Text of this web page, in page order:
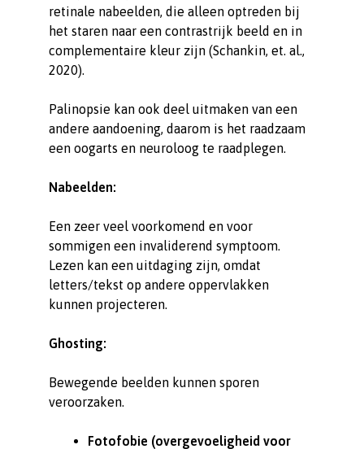
retinale nabeelden, die alleen optreden bij
het staren naar een contrastrijk beeld en in
complementaire kleur zijn (Schankin, et. al.,
2020).
Palinopsie kan ook deel uitmaken van een
andere aandoening, daarom is het raadzaam
een oogarts en neuroloog te raadplegen.
Nabeelden:
Een zeer veel voorkomend en voor
sommigen een invaliderend symptoom.
Lezen kan een uitdaging zijn, omdat
letters/tekst op andere oppervlakken
kunnen projecteren.
Ghosting:
Bewegende beelden kunnen sporen
veroorzaken.
Fotofobie (overgevoeligheid voor